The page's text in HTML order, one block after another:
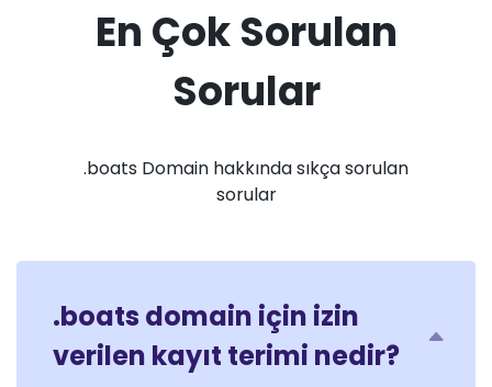
En Çok Sorulan
Sorular
.boats Domain hakkında sıkça sorulan
sorular
.boats domain için izin
verilen kayıt terimi nedir?